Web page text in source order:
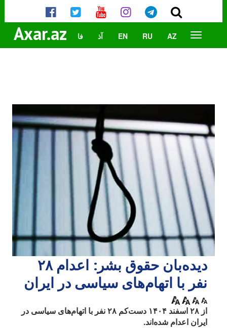
Axar.az AZ
RU
EN آذ فا
دیده‌بان حقوق بشر: اعدام ۲۸
نفر با اتهام‌های سیاسی در ایران
از ۲۸ اسفند ۱۴۰۴ دست‌کم ۲۸ نفر با اتهام‌های سیاسی در
ایران اعدام شده‌اند.